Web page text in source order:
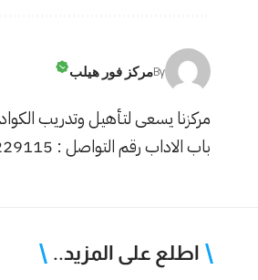
Byمركز فور هيلب
مركزنا يسعى لتأهيل وتدريب
باب الاداب رقم التواصل : 0987229115
اطلع على المزيد..